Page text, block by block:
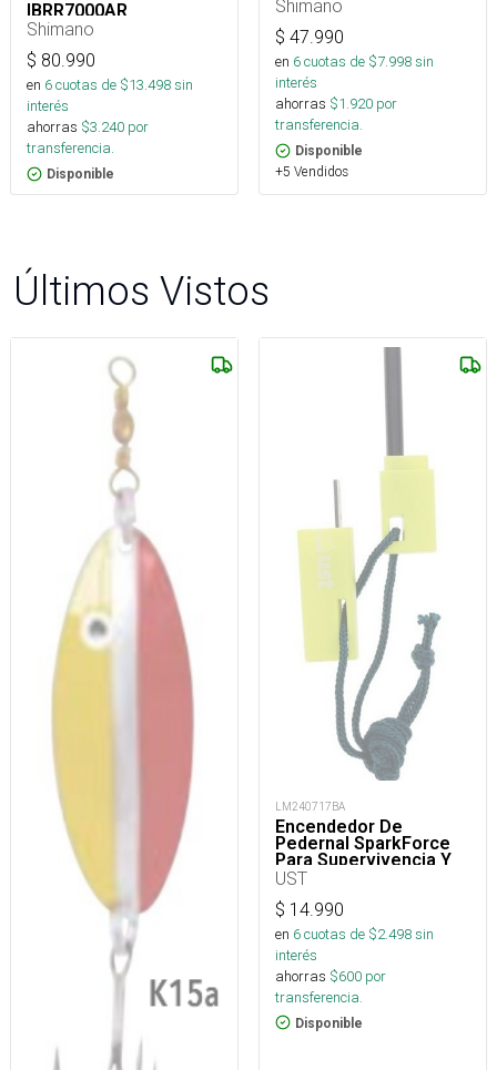
IBRR7000AR
Shimano
$ 80.990
en 6cuotas de $13.498sin
interés
ahorras $3.240 por
transferencia.
Disponible
Lewsd 50I100J
Shimano
$ 47.990
en 6cuotas de $7.998sin
interés
ahorras $1.920 por
transferencia.
Disponible
+5 Vendidos
Últimos Vistos
LM240717BA
Encendedor De
Pedernal SparkForce
Para Supervivencia Y
Camping
UST
$ 14.990
en 6cuotas de $2.498sin
interés
ahorras $600 por
transferencia.
Disponible